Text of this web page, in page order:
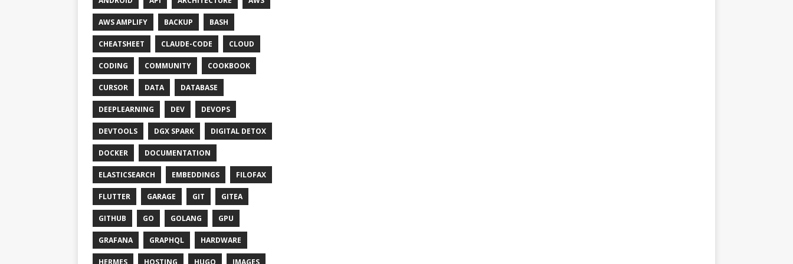
AWS AMPLIFY BACKUP BASH
CHEATSHEET CLAUDE-CODE CLOUD
CODING COMMUNITY COOKBOOK
CURSOR DATA DATABASE
DEEPLEARNING DEV DEVOPS
DEVTOOLS DGX SPARK DIGITAL DETOX
DOCKER DOCUMENTATION
ELASTICSEARCH EMBEDDINGS FILOFAX
FLUTTER GARAGE GIT GITEA
GITHUB GO GOLANG GPU
GRAFANA GRAPHQL HARDWARE
HERMES HOSTING HUGO IMAGES